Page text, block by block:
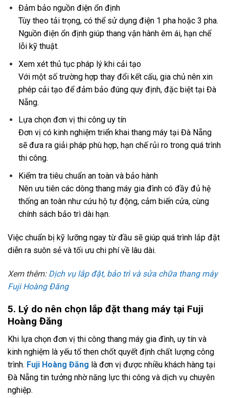
Đảm bảo nguồn điện ổn định
Tùy theo tải trọng, có thể sử dụng điện 1 pha hoặc 3 pha.
Nguồn điện ổn định giúp thang vận hành êm ái, hạn chế
lỗi kỹ thuật.
Xem xét thủ tục pháp lý khi cải tạo
Với một số trường hợp thay đổi kết cấu, gia chủ nên xin
phép cải tạo để đảm bảo đúng quy định, đặc biệt tại Đà
Nẵng.
Lựa chọn đơn vị thi công uy tín
Đơn vị có kinh nghiệm triển khai thang máy tại Đà Nẵng
sẽ đưa ra giải pháp phù hợp, hạn chế rủi ro trong quá trình
thi công.
Kiểm tra tiêu chuẩn an toàn và bảo hành
Nên ưu tiên các dòng thang máy gia đình có đầy đủ hệ
thống an toàn như cứu hộ tự động, cảm biến cửa, cùng
chính sách bảo trì dài hạn.
Việc chuẩn bị kỹ lưỡng ngay từ đầu sẽ giúp quá trình lắp đặt
diễn ra suôn sẻ và tối ưu chi phí về lâu dài.
Xem thêm: Dịch vụ lắp đặt, bảo trì và sửa chữa thang máy
Fuji Hoàng Đăng
5. Lý do nên chọn lắp đặt thang máy tại Fuji
Hoàng Đăng
Khi lựa chọn đơn vị thi công thang máy gia đình, uy tín và
kinh nghiệm là yếu tố then chốt quyết định chất lượng công
trình. Fuji Hoàng Đăng là đơn vị được nhiều khách hàng tại
Đà Nẵng tin tưởng nhờ năng lực thi công và dịch vụ chuyên
nghiệp.